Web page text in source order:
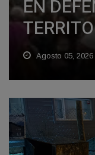
EN
Agosto 05, 2026